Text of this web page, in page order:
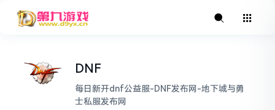
DNF
每日新开dnf公益服-DNF发布网-地下城与勇
士私服发布网